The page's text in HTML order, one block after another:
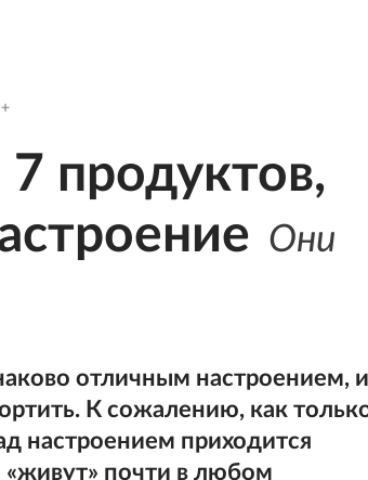
продуктов,
Они
отличным настроением,
К сожалению, как
настроением приходится
почти в любом